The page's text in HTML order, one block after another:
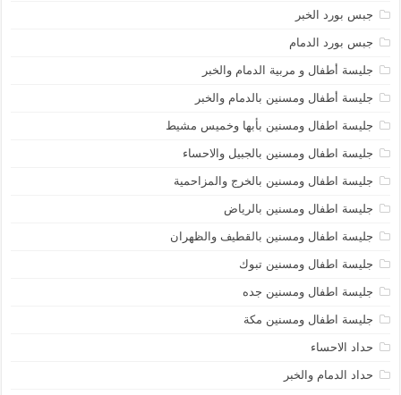
جبس بورد الخبر
جبس بورد الدمام
جليسة أطفال و مربية الدمام والخبر
جليسة أطفال ومسنين بالدمام والخبر
جليسة اطفال ومسنين بأبها وخميس مشيط
جليسة اطفال ومسنين بالجبيل والاحساء
جليسة اطفال ومسنين بالخرج والمزاحمية
جليسة اطفال ومسنين بالرياض
جليسة اطفال ومسنين بالقطيف والظهران
جليسة اطفال ومسنين تبوك
جليسة اطفال ومسنين جده
جليسة اطفال ومسنين مكة
حداد الاحساء
حداد الدمام والخبر